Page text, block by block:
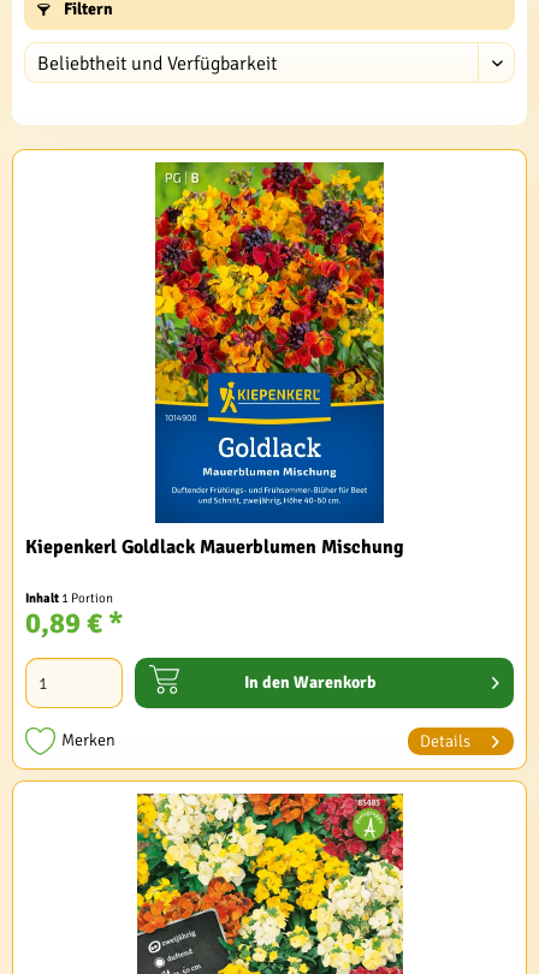
Filtern
Kiepenkerl Goldlack Mauerblumen Mischung
Inhalt 1 Portion
0,89 € *
In den Warenkorb
Merken Details